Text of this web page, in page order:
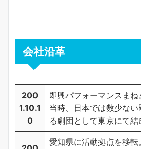
会社沿革
200
1.10.1
0
即興パフォーマンスま
当時、日本では数少な
る劇団として東京にて結
愛知県に活動拠点を移転。